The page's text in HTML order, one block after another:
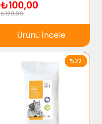
₺100,00
₺120,00
Ürünü İncele
%22